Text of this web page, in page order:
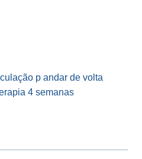
p andar de volta
4 semanas